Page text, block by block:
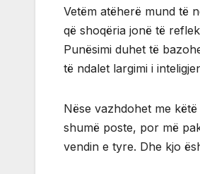
Vetëm atëherë mund të
që shoqëria jonë të
Punësimi duhet të
të ndalet largimi i
Nëse vazhdohet me
shumë poste, por më
vendin e tyre. Dhe kjo